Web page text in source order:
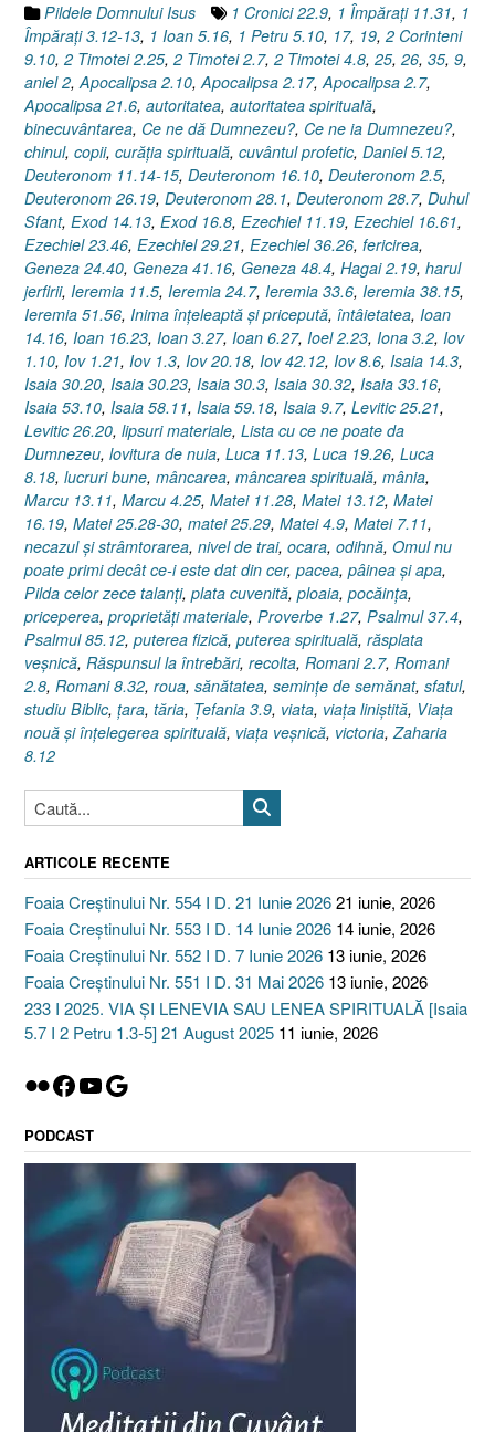
dă
/
ia)”
Pildele Domnului Isus 1 Cronici 22.9, 1 Împăraţi 11.31, 1
Împăraţi 3.12-13, 1 Ioan 5.16, 1 Petru 5.10, 17, 19, 2 Corinteni
9.10, 2 Timotei 2.25, 2 Timotei 2.7, 2 Timotei 4.8, 25, 26, 35, 9,
aniel 2,Apocalipsa 2.10,Apocalipsa 2.17,Apocalipsa 2.7,
Apocalipsa 21.6, autoritatea, autoritatea spirituală,
binecuvântarea, Ce ne dă Dumnezeu?, Ce ne ia Dumnezeu?,
chinul, copii, curăţia spirituală, cuvântul profetic, Daniel 5.12,
Deuteronom 11.14-15, Deuteronom 16.10, Deuteronom 2.5,
Deuteronom 26.19, Deuteronom 28.1, Deuteronom 28.7, Duhul
Sfant, Exod 14.13, Exod 16.8, Ezechiel 11.19, Ezechiel 16.61,
Ezechiel 23.46, Ezechiel 29.21, Ezechiel 36.26, fericirea,
Geneza 24.40, Geneza 41.16, Geneza 48.4, Hagai 2.19, harul
jerfirii, Ieremia 11.5, Ieremia 24.7, Ieremia 33.6, Ieremia 38.15,
Ieremia 51.56, Inima înţeleaptă şi pricepută, întâietatea, Ioan
14.16, Ioan 16.23, Ioan 3.27, Ioan 6.27, Ioel 2.23, Iona 3.2, Iov
1.10, Iov 1.21, Iov 1.3, Iov 20.18, Iov 42.12, Iov 8.6, Isaia 14.3,
Isaia 30.20, Isaia 30.23, Isaia 30.3, Isaia 30.32, Isaia 33.16,
Isaia 53.10, Isaia 58.11, Isaia 59.18, Isaia 9.7, Levitic 25.21,
Levitic 26.20, lipsuri materiale, Lista cu ce ne poate da
Dumnezeu, lovitura de nuia, Luca 11.13, Luca 19.26, Luca
8.18, lucruri bune, mâncarea, mâncarea spirituală, mânia,
Marcu 13.11, Marcu 4.25, Matei 11.28, Matei 13.12, Matei
16.19, Matei 25.28-30, matei 25.29, Matei 4.9, Matei 7.11,
necazul şi strâmtorarea, nivel de trai, ocara, odihnă, Omul nu
poate primi decât ce-i este dat din cer, pacea, pâinea şi apa,
Pilda celor zece talanţi, plata cuvenită, ploaia, pocăinţa,
priceperea, proprietăţi materiale, Proverbe 1.27, Psalmul 37.4,
Psalmul 85.12, puterea fizică, puterea spirituală, răsplata
veşnică, Răspunsul la întrebări, recolta, Romani 2.7, Romani
2.8, Romani 8.32, roua, sănătatea, seminţe de semănat, sfatul,
studiu Biblic, ţara, tăria, Ţefania 3.9, viata, viaţa liniştită, Viaţa
nouă şi înţelegerea spirituală, viaţa veşnică, victoria,Zaharia
8.12
ARTICOLE RECENTE
Foaia Creștinului Nr. 554 I D. 21 Iunie 202621 iunie, 2026
Foaia Creștinului Nr. 553 I D. 14 Iunie 2026 14 iunie, 2026
Foaia Creștinului Nr. 552 I D. 7 Iunie 2026 13 iunie, 2026
Foaia Creștinului Nr. 551 I D. 31 Mai 2026 13 iunie, 2026
233 I 2025. VIA ȘI LENEVIA SAU LENEA SPIRITUALĂ [Isaia
5.7 I 2 Petru 1.3-5] 21 August 2025 11 iunie, 2026
Flickr
Facebook
YouTube
Google
PODCAST